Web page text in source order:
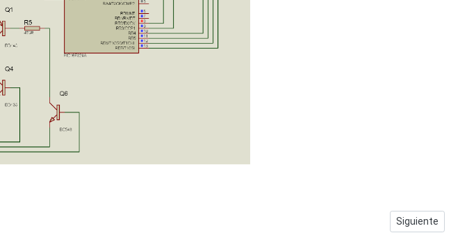
Artículo
Siguiente